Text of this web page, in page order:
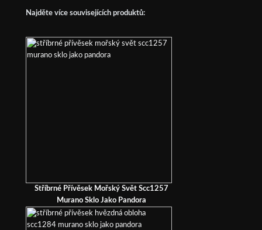
Najděte více souvisejících produktů:
Stříbrné Přívěsek Mořský Svět Scc1257
Murano Sklo Jako Pandora